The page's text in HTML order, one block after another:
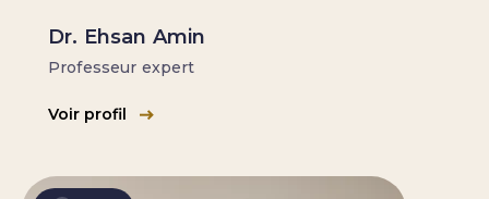
Dr. Ehsan Amin
Professeur expert
Voir profil